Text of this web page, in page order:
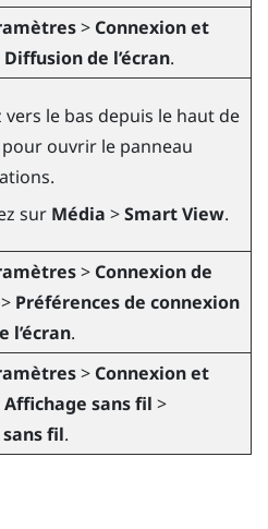
> Connexion et
Diffusion de l’écran.
vers le bas depuis le haut de
pour ouvrir le panneau
sur Média >Smart View.
> Connexion de
> Préférences de connexion
l’écran.
> Connexion et
Affichage sans fil >
fil.